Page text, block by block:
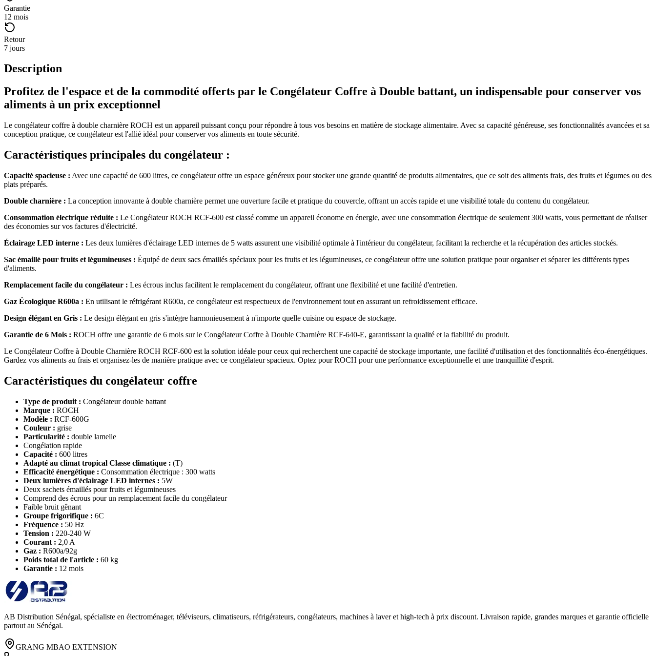
Garantie
12 mois
Retour
7 jours
Description
Profitez de l'espace et de la commodité offerts par le Congélateur Coffre à Double battant, un indispensable pour conserver vos
aliments à un prix exceptionnel
Le congélateur coffre à double charnière ROCH est un appareil puissant conçu pour répondre à tous vos besoins en matière de stockage alimentaire. Avec sa capacité généreuse, ses fonctionnalités avancées et sa
conception pratique, ce congélateur est l'allié idéal pour conserver vos aliments en toute sécurité.
Caractéristiques principales du congélateur :
Capacité spacieuse : Avec une capacité de 600 litres, ce congélateur offre un espace généreux pour stocker une grande quantité de produits alimentaires, que ce soit des aliments frais, des fruits et légumes ou des
plats préparés.
Double charnière : La conception innovante à double charnière permet une ouverture facile et pratique du couvercle, offrant un accès rapide et une visibilité totale du contenu du congélateur.
Consommation électrique réduite : Le Congélateur ROCH RCF-600 est classé comme un appareil économe en énergie, avec une consommation électrique de seulement 300 watts, vous permettant de réaliser
des économies sur vos factures d'électricité.
Éclairage LED interne : Les deux lumières d'éclairage LED internes de 5 watts assurent une visibilité optimale à l'intérieur du congélateur, facilitant la recherche et la récupération des articles stockés.
Sac émaillé pour fruits et légumineuses : Équipé de deux sacs émaillés spéciaux pour les fruits et les légumineuses, ce congélateur offre une solution pratique pour organiser et séparer les différents types
d'aliments.
Remplacement facile du congélateur : Les écrous inclus facilitent le remplacement du congélateur, offrant une flexibilité et une facilité d'entretien.
Gaz Écologique R600a : En utilisant le réfrigérant R600a, ce congélateur est respectueux de l'environnement tout en assurant un refroidissement efficace.
Design élégant en Gris : Le design élégant en gris s'intègre harmonieusement à n'importe quelle cuisine ou espace de stockage.
Garantie de 6 Mois : ROCH offre une garantie de 6 mois sur le Congélateur Coffre à Double Charnière RCF-640-E, garantissant la qualité et la fiabilité du produit.
Le Congélateur Coffre à Double Charnière ROCH RCF-600 est la solution idéale pour ceux qui recherchent une capacité de stockage importante, une facilité d'utilisation et des fonctionnalités éco-énergétiques.
Gardez vos aliments au frais et organisez-les de manière pratique avec ce congélateur spacieux. Optez pour ROCH pour une performance exceptionnelle et une tranquillité d'esprit.
Caractéristiques du congélateur coffre
Type de produit : Congélateur double battant
Marque : ROCH
Modèle : RCF-600G
Couleur : grise
Particularité : double lamelle
Congélation rapide
Capacité : 600 litres
Adapté au climat tropical Classe climatique : (T)
Efficacité énergétique : Consommation électrique : 300 watts
Deux lumières d'éclairage LED internes : 5W
Deux sachets émaillés pour fruits et légumineuses
Comprend des écrous pour un remplacement facile du congélateur
Faible bruit gênant
Groupe frigorifique : 6C
Fréquence : 50 Hz
Tension : 220-240 W
Courant : 2,0 A
Gaz : R600a/92g
Poids total de l'article : 60 kg
Garantie : 12 mois
AB Distribution Sénégal, spécialiste en électroménager, téléviseurs, climatiseurs, réfrigérateurs, congélateurs, machines à laver et high-tech à prix discount. Livraison rapide, grandes marques et garantie officielle
partout au Sénégal.
GRANG MBAO EXTENSION